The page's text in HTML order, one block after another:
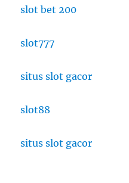
slot bet 200
slot777
situs slot gacor
slot88
situs slot gacor